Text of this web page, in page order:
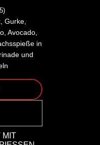
Gurke,
Avocado,
in
und
MIT